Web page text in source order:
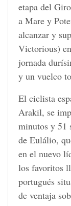
etapa del
a Mare y
alcanzar y
Victorious)
jornada
y un vuelco
El ciclista
Arakil, se
minutos y 51
de Eulálio,
en el nuevo
los favoritos
portugués
de ventaja